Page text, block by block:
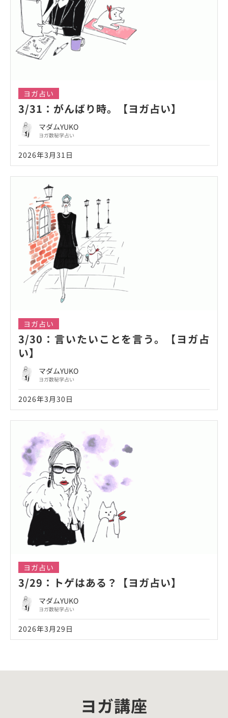
ヨガ占い
3/31：がんばり時。【ヨガ占い】
マダムYUKO
ヨガ数秘学占い
2026年3月31日
ヨガ占い
3/30：言いたいことを言う。【ヨガ占
い】
マダムYUKO
ヨガ数秘学占い
2026年3月30日
ヨガ占い
3/29：トゲはある？【ヨガ占い】
マダムYUKO
ヨガ数秘学占い
2026年3月29日
ヨガ講座